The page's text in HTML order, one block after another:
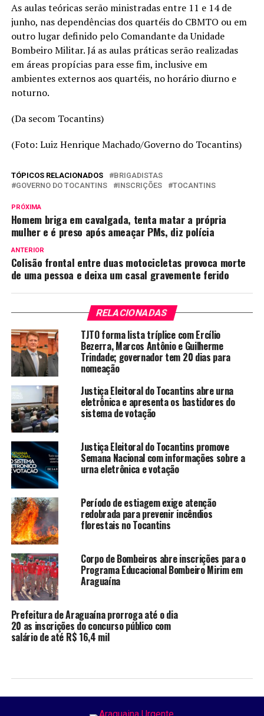
As aulas teóricas serão ministradas entre 11 e 14 de
junho, nas dependências dos quartéis do CBMTO ou em
outro lugar definido pelo Comandante da Unidade
Bombeiro Militar. Já as aulas práticas serão realizadas
em áreas propícias para esse fim, inclusive em
ambientes externos aos quartéis, no horário diurno e
noturno.
(Da secom Tocantins)
(Foto: Luiz Henrique Machado/Governo do Tocantins)
TÓPICOS RELACIONADOS
BRIGADISTAS
GOVERNO DO TOCANTINS
INSCRIÇÕES TOCANTINS
PRÓXIMA
Homem briga em cavalgada, tenta matar a própria
mulher e é preso após ameaçar PMs, diz polícia
ANTERIOR
Colisão frontal entre duas motocicletas provoca morte
de uma pessoa e deixa um casal gravemente ferido
RELACIONADAS
TJTO forma lista tríplice com Ercílio
Bezerra, Marcos Antônio e Guilherme
Trindade; governador tem 20 dias para
nomeação
Justiça Eleitoral do Tocantins abre urna
eletrônica e apresenta os bastidores do
sistema de votação
Justiça Eleitoral do Tocantins promove
Semana Nacional com informações sobre a
urna eletrônica e votação
Período de estiagem exige atenção
redobrada para prevenir incêndios
florestais no Tocantins
Corpo de Bombeiros abre inscrições para o
Programa Educacional Bombeiro Mirim em
Araguaína
Prefeitura de Araguaína prorroga até o dia
20 as inscrições do concurso público com
salário de até R$ 16,4 mil